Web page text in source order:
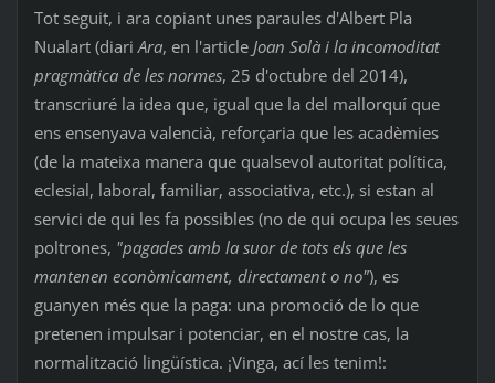
Tot seguit, i ara copiant unes paraules d'Albert Pla
Nualart (diariAra, en l'article Joan Solà i la incomoditat
pragmàtica de les normes, 25 d'octubre del 2014),
transcriuré la idea que, igual que la del mallorquí que
ens ensenyava valencià, reforçaria que les acadèmies
(de la mateixa manera que qualsevol autoritat política,
eclesial, laboral, familiar, associativa, etc.), si estan al
servici de qui les fa possibles (no de qui ocupa les seues
poltrones, "pagades amb la suor de tots els que les
mantenen econòmicament, directament o no"), es
guanyen més que la paga: una promoció de lo que
pretenen impulsar i potenciar, en el nostre cas, la
normalització lingüística. ¡Vinga, ací les tenim!: